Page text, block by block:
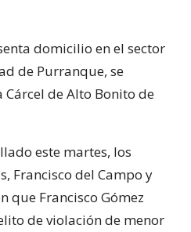
domicilio en el sector
de Purranque, se
de Alto Bonito de
este martes, los
Francisco del Campo y
que Francisco Gómez
de violación de menor